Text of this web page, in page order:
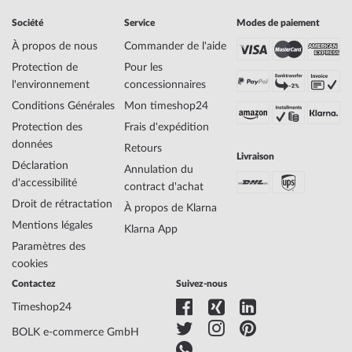
modèles
EAN Code
4260091353867
Fabricant N° d'article
MTGA-10294-12L
Style
Classique
Poids de l'article
0.05
Quartz
Description du
mouvement
W361, réception du signal DCF 77
Fonctions
radiocommandée, Minute, Second, Heure
Matériau du
Acier
Société
À propos de nous
Protection de
l'environnement
Conditions Générales
Protection des
données
Déclaration
d'accessibilité
Droit de rétractation
Mentions légales
Paramètres des
cookies
Service
Commander de l'aide
Pour les
concessionnaires
Mon timeshop24
Frais d'expédition
Retours
Annulation du
contract d'achat
À propos de Klarna
Klarna App
Modes de paiement
Livraison
Contactez
Timeshop24
BOLK e-commerce GmbH
Suivez-nous